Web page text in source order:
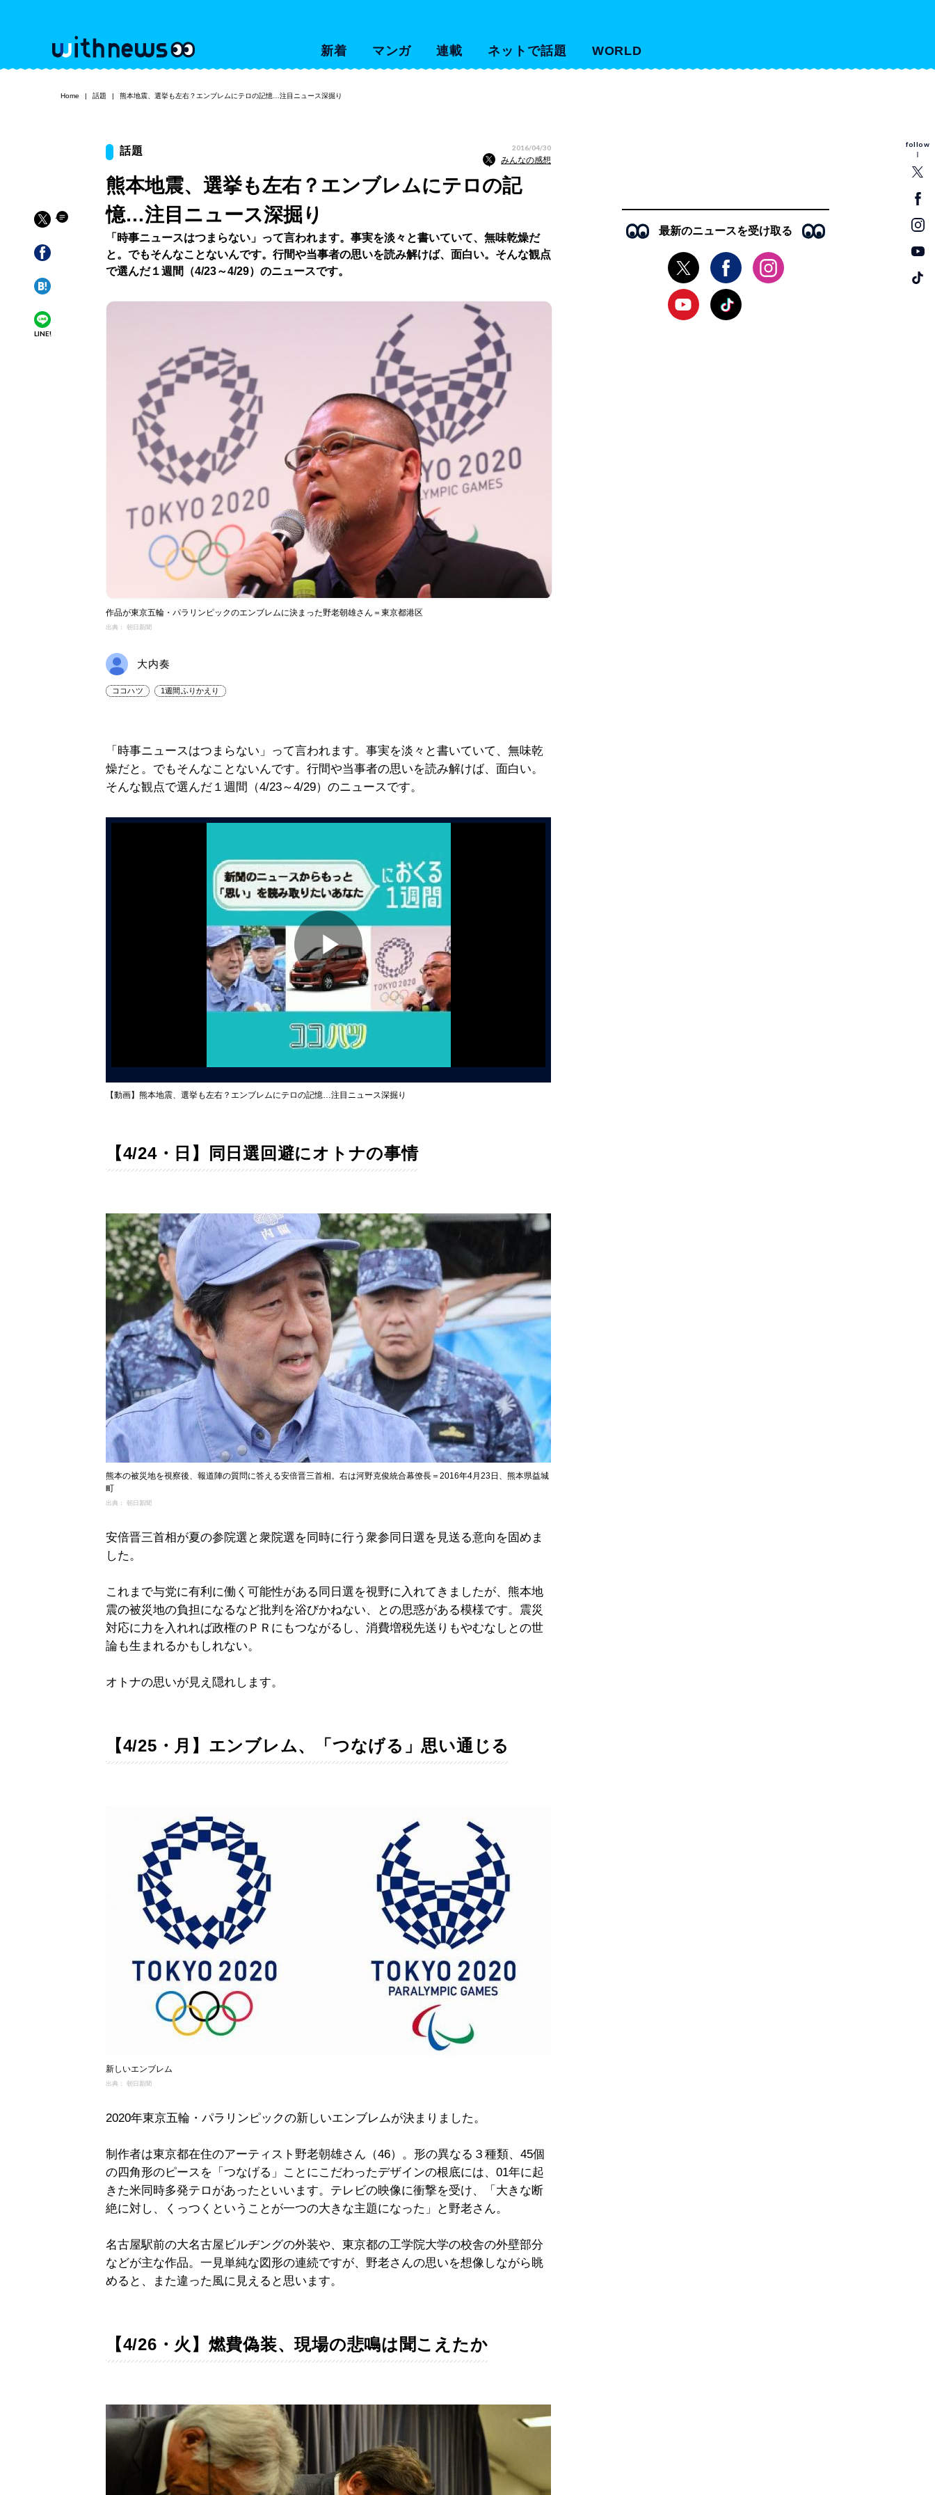
新着 マンガ 連載 ネットで話題 WORLD
follow
Home 話題 熊本地震、選挙も左右？エンブレムにテロの記憶…注目ニュース深掘り
LINE!
話題 2016/04/30
みんなの感想
熊本地震、選挙も左右？エンブレムにテロの記
憶…注目ニュース深掘り
「時事ニュースはつまらない」って言われます。事実を淡々と書いていて、無味乾燥だ
と。でもそんなことないんです。行間や当事者の思いを読み解けば、面白い。そんな観点
で選んだ１週間（4/23～4/29）のニュースです。
作品が東京五輪・パラリンピックのエンブレムに決まった野老朝雄さん＝東京都港区
出典： 朝日新聞
大内奏
ココハツ 1週間ふりかえり
「時事ニュースはつまらない」って言われます。事実を淡々と書いていて、無味乾
燥だと。でもそんなことないんです。行間や当事者の思いを読み解けば、面白い。
そんな観点で選んだ１週間（4/23～4/29）のニュースです。
Play
Video
【動画】熊本地震、選挙も左右？エンブレムにテロの記憶…注目ニュース深掘り
【4/24・日】同日選回避にオトナの事情
熊本の被災地を視察後、報道陣の質問に答える安倍晋三首相。右は河野克俊統合幕僚長＝2016年4月23日、熊本県益城
町
出典： 朝日新聞
安倍晋三首相が夏の参院選と衆院選を同時に行う衆参同日選を見送る意向を固めま
した。
これまで与党に有利に働く可能性がある同日選を視野に入れてきましたが、熊本地
震の被災地の負担になるなど批判を浴びかねない、との思惑がある模様です。震災
対応に力を入れれば政権のＰＲにもつながるし、消費増税先送りもやむなしとの世
論も生まれるかもしれない。
オトナの思いが見え隠れします。
【4/25・月】エンブレム、「つなげる」思い通じる
新しいエンブレム
出典： 朝日新聞
2020年東京五輪・パラリンピックの新しいエンブレムが決まりました。
制作者は東京都在住のアーティスト野老朝雄さん（46）。形の異なる３種類、45個
の四角形のピースを「つなげる」ことにこだわったデザインの根底には、01年に起
きた米同時多発テロがあったといいます。テレビの映像に衝撃を受け、「大きな断
絶に対し、くっつくということが一つの大きな主題になった」と野老さん。
名古屋駅前の大名古屋ビルヂングの外装や、東京都の工学院大学の校舎の外壁部分
などが主な作品。一見単純な図形の連続ですが、野老さんの思いを想像しながら眺
めると、また違った風に見えると思います。
【4/26・火】燃費偽装、現場の悲鳴は聞こえたか
最新のニュースを受け取る